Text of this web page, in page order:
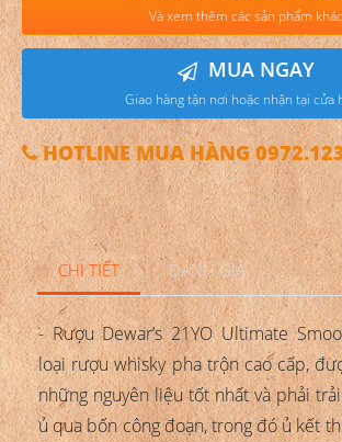
Và xem thêm các sản phẩm khác
MUA NGAY
Giao hàng tận nơi hoặc nhận tại cửa
HOTLINE MUA HÀNG
CHI TIẾT ĐÁNH GIÁ
- Rượu Dewar’s 21YO Ultimate
loại rượu whisky pha trộn cao cấp,
những nguyên liệu tốt nhất và phải
ủ qua bốn công đoạn, trong đó ủ kết